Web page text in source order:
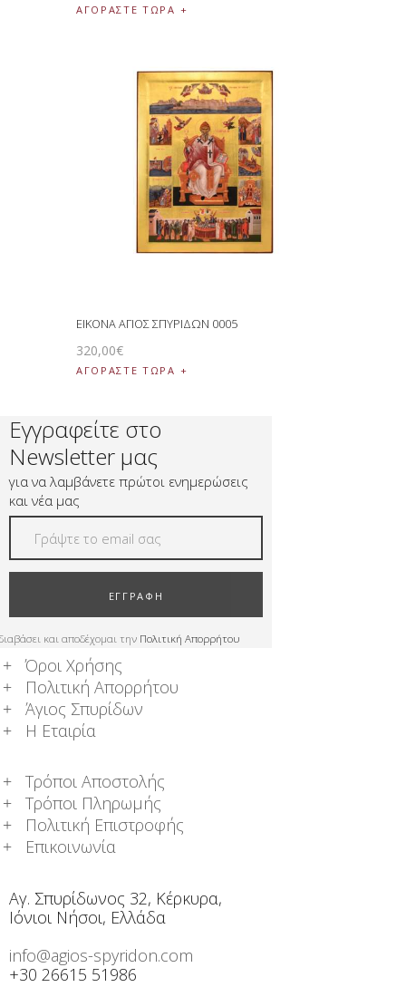
ΑΓΟΡΑΣΤΕ ΤΩΡΑ
ΕΙΚΟΝΑ ΑΓΙΟΣ ΣΠΥΡΙΔΩΝ 0005
320,00€
ΑΓΟΡΑΣΤΕ ΤΩΡΑ
Εγγραφείτε στο
Newsletter μας
για να λαμβάνετε πρώτοι ενημερώσεις
και νέα μας
ΕΓΓΡΑΦΗ
και αποδέχομαι την Πολιτική Απορρήτου
Όροι Χρήσης
Πολιτική Απορρήτου
Άγιος Σπυρίδων
Η Εταιρία
Τρόποι Αποστολής
Τρόποι Πληρωμής
Πολιτική Επιστροφής
Επικοινωνία
Αγ. Σπυρίδωνος 32, Κέρκυρα,
Ιόνιοι Νήσοι, Ελλάδα
info@agios-spyridon.com
+30 26615 51986